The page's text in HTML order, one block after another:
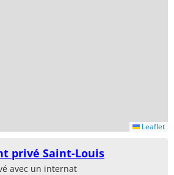
Leaflet
privé Saint-Louis
avec un internat